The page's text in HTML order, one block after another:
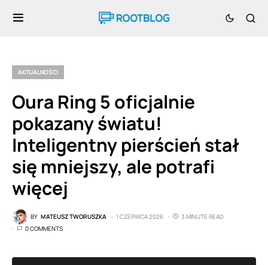
AKTUALNOŚCI
Oura Ring 5 oficjalnie
pokazany światu!
Inteligentny pierścień stał
się mniejszy, ale potrafi
więcej
BY MATEUSZ TWORUSZKA 1 CZERWCA 2026
3 MINUTE READ
0 COMMENTS